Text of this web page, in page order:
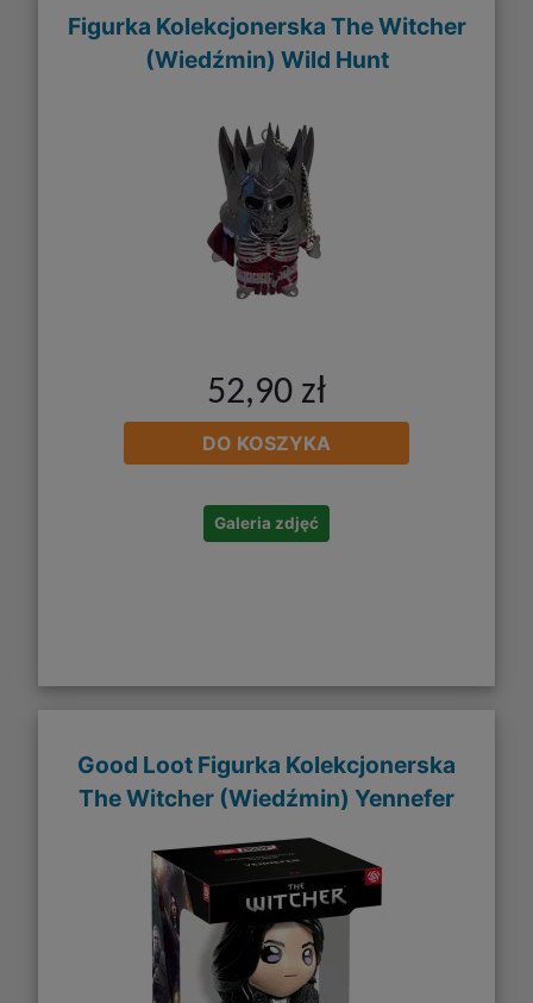
Figurka Kolekcjonerska The Witcher
(Wiedźmin) Wild Hunt
52,90 zł
DO KOSZYKA
Galeria zdjęć
Good Loot Figurka Kolekcjonerska
The Witcher (Wiedźmin) Yennefer